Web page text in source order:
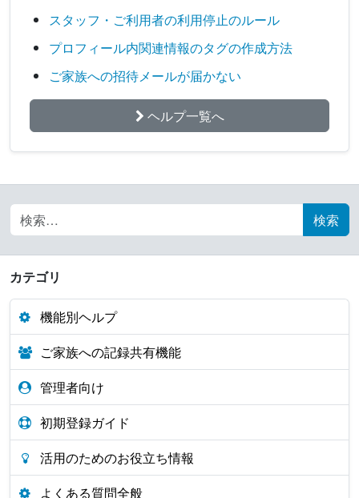
Search for:
カテゴリ
機能別ヘルプ
ご家族への記録共有機能
管理者向け
初期登録ガイド
活用のためのお役立ち情報
よくある質問全般
スタッフ・ご利用者の利用停止のルール
プロフィール内関連情報のタグの作成方法
ご家族への招待メールが届かない
ヘルプ一覧へ